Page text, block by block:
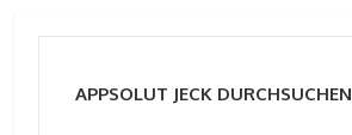
APPSOLUT JECK DURCHSUCHEN